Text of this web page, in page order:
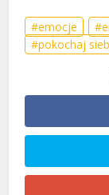
emocje
pokochaj